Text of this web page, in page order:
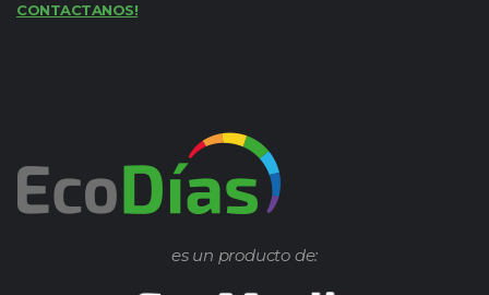
CONTACTANOS!
es un producto de: